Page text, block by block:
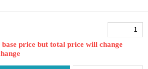
base price but total price will change